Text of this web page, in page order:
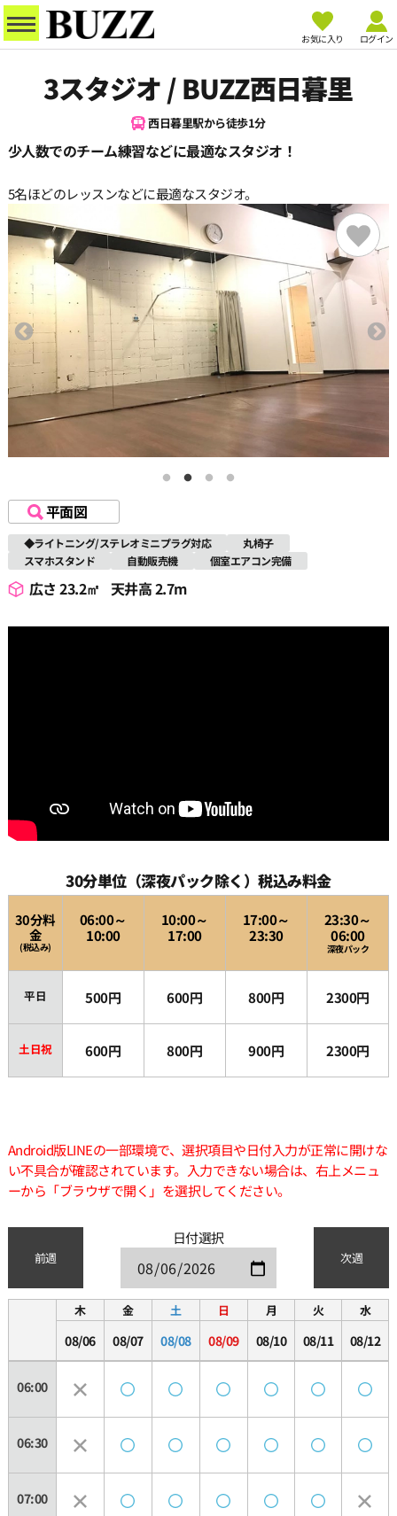
お気に入り ログイン
3スタジオ / BUZZ西日暮里
西日暮里駅から徒歩1分
少人数でのチーム練習などに最適なスタジオ！
5名ほどのレッスンなどに最適なスタジオ。
平面図
◆ライトニング/ステレオミニプラグ対応
丸椅子
スマホスタンド
自動販売機 個室エアコン完備
広さ 23.2㎡ 天井高 2.7m
30分単位（深夜パック除く）税込み料金
30分料
金
(税込み)
06:00～
10:00
10:00～
17:00
17:00～
23:30
23:30～
06:00
深夜パック
平日 500円 600円 800円 2300円
土日祝 600円 800円 900円 2300円
Android版LINEの一部環境で、選択項目や日付入力が正常に開けな
い不具合が確認されています。入力できない場合は、右上メニュ
ーから「ブラウザで開く」を選択してください。
前週
日付選択
次週
木
08/06
金
08/07
土
08/08
日
08/09
月
08/10
火
08/11
水
08/12
06:00
06:30
07:00